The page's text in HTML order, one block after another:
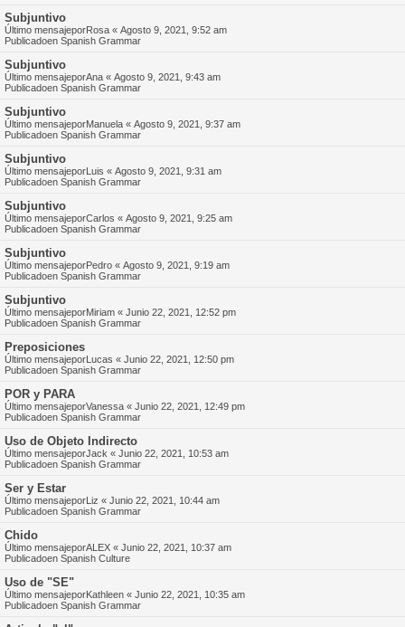
Subjuntivo
Último mensajeporRosa « Agosto 9, 2021, 9:52 am
Publicadoen Spanish Grammar
Subjuntivo
Último mensajeporAna « Agosto 9, 2021, 9:43 am
Publicadoen Spanish Grammar
Subjuntivo
Último mensajeporManuela « Agosto 9, 2021, 9:37 am
Publicadoen Spanish Grammar
Subjuntivo
Último mensajeporLuis « Agosto 9, 2021, 9:31 am
Publicadoen Spanish Grammar
Subjuntivo
Último mensajeporCarlos « Agosto 9, 2021, 9:25 am
Publicadoen Spanish Grammar
Subjuntivo
Último mensajeporPedro « Agosto 9, 2021, 9:19 am
Publicadoen Spanish Grammar
Subjuntivo
Último mensajeporMiriam « Junio 22, 2021, 12:52 pm
Publicadoen Spanish Grammar
Preposiciones
Último mensajeporLucas « Junio 22, 2021, 12:50 pm
Publicadoen Spanish Grammar
POR y PARA
Último mensajeporVanessa « Junio 22, 2021, 12:49 pm
Publicadoen Spanish Grammar
Uso de Objeto Indirecto
Último mensajeporJack « Junio 22, 2021, 10:53 am
Publicadoen Spanish Grammar
Ser y Estar
Último mensajeporLiz « Junio 22, 2021, 10:44 am
Publicadoen Spanish Grammar
Chido
Último mensajeporALEX « Junio 22, 2021, 10:37 am
Publicadoen Spanish Culture
Uso de "SE"
Último mensajeporKathleen « Junio 22, 2021, 10:35 am
Publicadoen Spanish Grammar